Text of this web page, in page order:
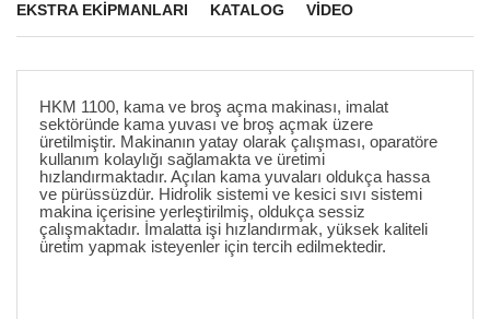
EKSTRA EKİPMANLARI KATALOG VIDEO
HKM 1100, kama ve broş açma makinası, imalat
sektöründe kama yuvası ve broş açmak üzere
üretilmiştir. Makinanın yatay olarak çalışması, oparatöre
kullanım kolaylığı sağlamakta ve üretimi
hızlandırmaktadır. Açılan kama yuvaları oldukça hassa
ve pürüssüzdür. Hidrolik sistemi ve kesici sıvı sistemi
makina içerisine yerleştirilmiş, oldukça sessiz
çalışmaktadır. İmalatta işi hızlandırmak, yüksek kaliteli
üretim yapmak isteyenler için tercih edilmektedir.